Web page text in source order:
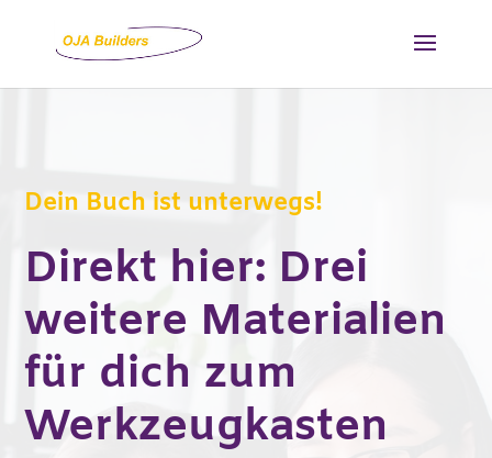
Dein Buch ist unterwegs!
Direkt hier: Drei
weitere Materialien
für dich zum
Werkzeugkasten